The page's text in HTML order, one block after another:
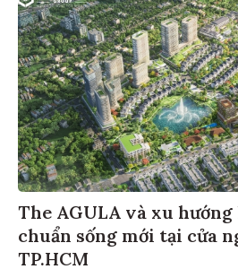
The AGULA và xu
chuẩn sống mới tại cửa
TP.HCM